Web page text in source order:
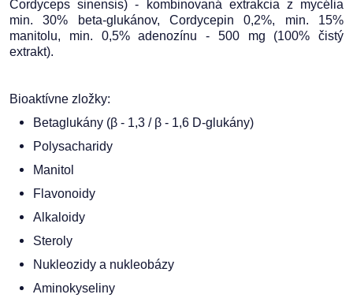
Cordyceps sinensis)- kombinovaná extrakcia z mycélia
min. 30% beta-glukánov, Cordycepin 0,2%, min. 15%
manitolu, min. 0,5% adenozínu - 500 mg (100% čistý
extrakt).
Bioaktívne zložky:
Betaglukány (β - 1,3 / β - 1,6 D-glukány)
Polysacharidy
Manitol
Flavonoidy
Alkaloidy
Steroly
Nukleozidy a nukleobázy
Aminokyseliny